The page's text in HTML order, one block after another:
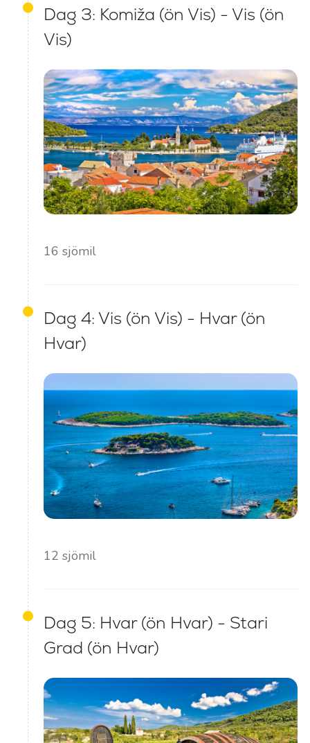
Dag 3: Komiža (ön Vis) - Vis (ön
Vis)
16 sjömil
Dag 4: Vis (ön Vis) - Hvar (ön
Hvar)
12 sjömil
Dag 5: Hvar (ön Hvar) - Stari
Grad (ön Hvar)